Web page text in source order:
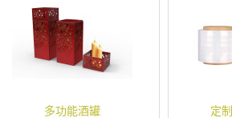
多功能酒罐 定